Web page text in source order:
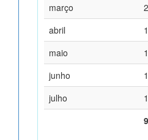
março
abril
maio
junho
julho